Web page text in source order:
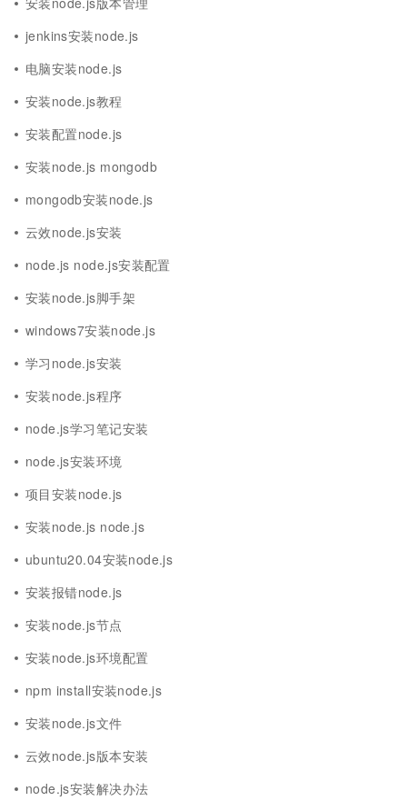
jenkins安装node.js
电脑安装node.js
安装node.js教程
安装配置node.js
安装node.js mongodb
mongodb安装node.js
云效node.js安装
node.js node.js安装配置
安装node.js脚手架
windows7安装node.js
学习node.js安装
安装node.js程序
node.js学习笔记安装
node.js安装环境
项目安装node.js
安装node.js node.js
ubuntu20.04安装node.js
安装报错node.js
安装node.js节点
安装node.js环境配置
npm install安装node.js
安装node.js文件
云效node.js版本安装
node.js安装解决办法